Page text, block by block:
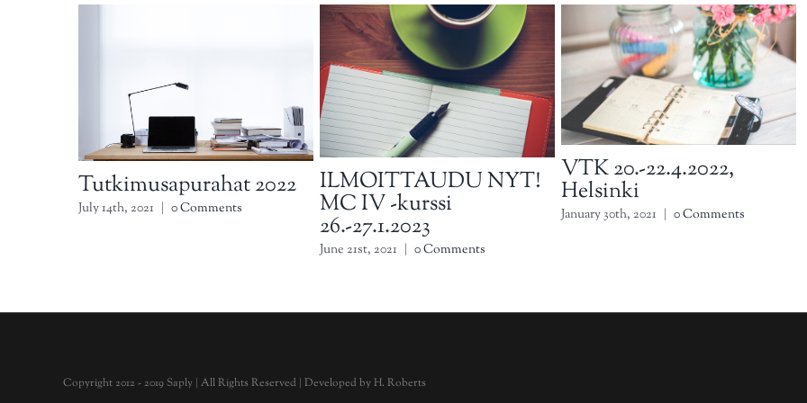
Tutkimusapurahat 2022
July 14th, 2021 | 0 Comments
ILMOITTAUDU NYT!
MC IV -kurssi
26.-27.1.2023
June 21st, 2021 0 Comments
VTK 20.-22.4.2022,
Helsinki
January 30th, 2021 | 0 Comments
Copyright 2012 - 2019 Saply | All Rights Reserved | Developed byH. Roberts